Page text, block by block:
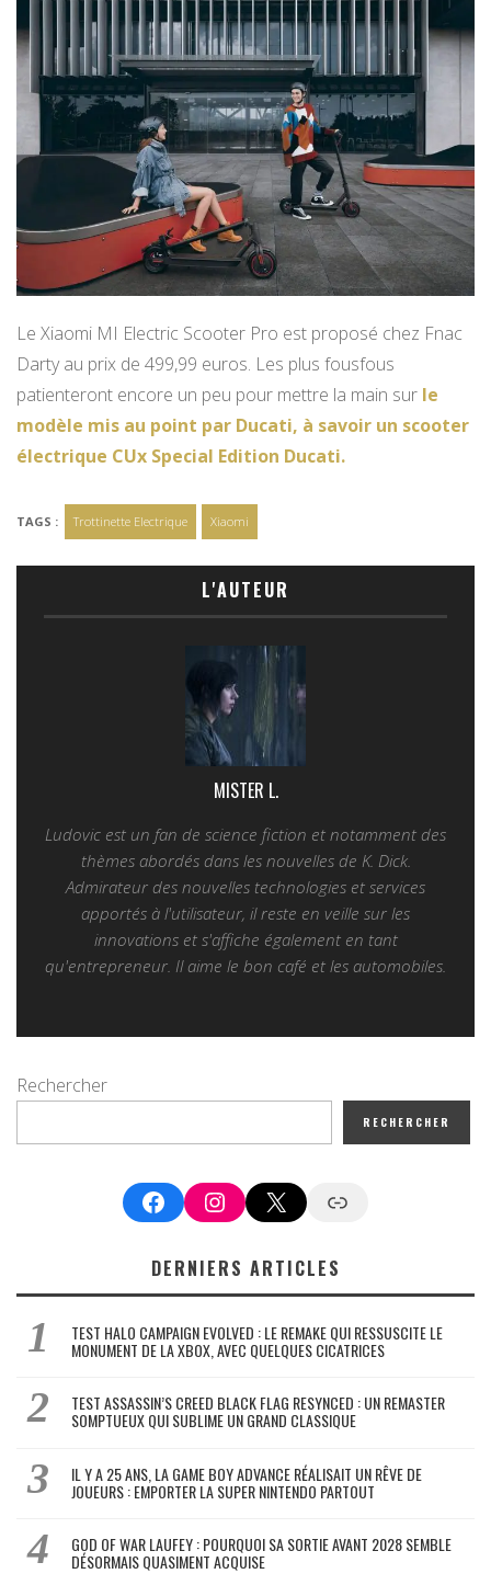
Le Xiaomi MI Electric Scooter Pro est proposé chez Fnac
Darty au prix de 499,99 euros. Les plus fousfous
patienteront encore un peu pour mettre la main sur le
modèle mis au point par Ducati, à savoir un scooter
électrique CUx Special Edition Ducati.
TAGS : Trottinette Electrique Xiaomi
L'AUTEUR
MISTER L.
Ludovic est un fan de science fiction et notamment des
thèmes abordés dans les nouvelles de K. Dick.
Admirateur des nouvelles technologies et services
apportés à l'utilisateur, il reste en veille sur les
innovations et s'affiche également en tant
qu'entrepreneur. Il aime le bon café et les automobiles.
Rechercher
RECHERCHER
FacebookInstagram
X Google News
DERNIERS ARTICLES
TEST HALO CAMPAIGN EVOLVED : LE REMAKE QUI RESSUSCITE LE
MONUMENT DE LA XBOX, AVEC QUELQUES CICATRICES
TEST ASSASSIN’S CREED BLACK FLAG RESYNCED : UN REMASTER
SOMPTUEUX QUI SUBLIME UN GRAND CLASSIQUE
IL Y A 25 ANS, LA GAME BOY ADVANCE RÉALISAIT UN RÊVE DE
JOUEURS : EMPORTER LA SUPER NINTENDO PARTOUT
GOD OF WAR LAUFEY : POURQUOI SA SORTIE AVANT 2028 SEMBLE
DÉSORMAIS QUASIMENT ACQUISE